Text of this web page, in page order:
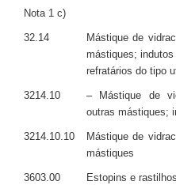
Nota 1 c)
32.14
Mástique de
mástiques;
refratários do tipo
3214.10
– Mástique de
outras mástiques;
3214.10.10
Mástique de
mástiques
3603.00
Estopins e